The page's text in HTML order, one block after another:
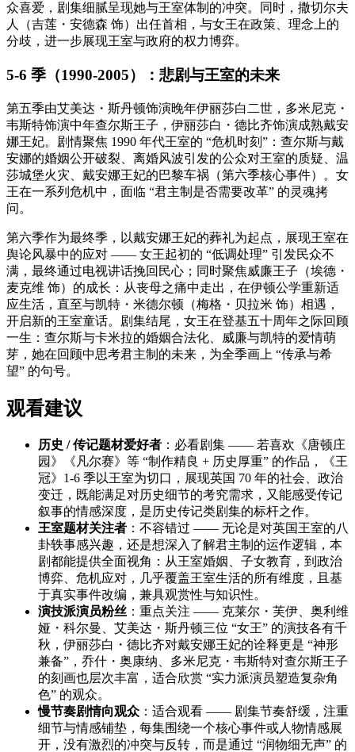
众喜爱，剧集细腻呈现她与王室体制的冲突。同时，撒切尔夫
人（吉莲・安德森 饰）出任首相，与女王在政策、理念上的
分歧，进一步展现王室与政府的权力博弈。
5-6 季（1990-2005）：悲剧与王室的未来
第五季由艾美达・斯丹顿饰演晚年伊丽莎白二世，多米尼克・
韦斯特饰演中年查尔斯王子，伊丽莎白・德比齐饰演成熟戴安
娜王妃。剧情聚焦 1990 年代王室的 “危机时刻”：查尔斯与戴
安娜的婚姻公开破裂、离婚风波引发的公众对王室的质疑、温
莎城堡火灾、戴安娜王妃的巴黎车祸（第六季核心事件）。女
王在一系列危机中，面临 “君主制是否需要改革” 的灵魂拷
问。
第六季作为最终季，以戴安娜王妃的葬礼为起点，展现王室在
舆论风暴中的应对 —— 女王起初的 “低调处理” 引发民众不
满，最终通过电视讲话挽回民心；同时聚焦威廉王子（埃德・
麦克维 饰）的成长：从丧母之痛中走出，在伊顿公学重新适
应生活，直至与凯特・米德尔顿（梅格・贝拉米 饰）相遇，
开启新的王室童话。剧集结尾，女王在登基五十周年之际回顾
一生：查尔斯与卡米拉的婚姻合法化、威廉与凯特的爱情萌
芽，她在回顾中思考君主制的未来，为全季画上 “传承与希
望” 的句号。
观看建议
历史 / 传记题材爱好者 ：必看剧集 —— 若喜欢《唐顿庄
园》《凡尔赛》等 “制作精良 + 历史厚重” 的作品，《王
冠》1-6 季以王室为切口，展现英国 70 年的社会、政治
变迁，既能满足对历史细节的考究需求，又能感受传记
叙事的情感深度，是历史传记类剧集的标杆之作。
王室题材关注者 ：不容错过 —— 无论是对英国王室的八
卦轶事感兴趣，还是想深入了解君主制的运作逻辑，本
剧都能提供全面视角：从王室婚姻、子女教育，到政治
博弈、危机应对，几乎覆盖王室生活的所有维度，且基
于真实事件改编，兼具观赏性与知识性。
演技派演员粉丝 ：重点关注 —— 克莱尔・芙伊、奥利维
娅・科尔曼、艾美达・斯丹顿三位 “女王” 的演技各有千
秋，伊丽莎白・德比齐对戴安娜王妃的诠释更是 “神形
兼备”，乔什・奥康纳、多米尼克・韦斯特对查尔斯王子
的刻画也层次丰富，适合欣赏 “实力派演员塑造复杂角
色” 的观众。
慢节奏剧情向观众 ：适合观看 —— 剧集节奏舒缓，注重
细节与情感铺垫，每集围绕一个核心事件或人物情感展
开，没有激烈的冲突与反转，而是通过 “润物细无声” 的